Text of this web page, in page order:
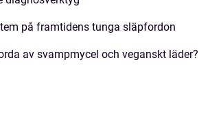
på framtidens tunga släpfordon
av svampmycel och veganskt läder?